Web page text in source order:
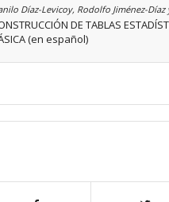
Díaz-Levicoy, Rodolfo Jiménez-Díaz
DE TABLAS
(en español)